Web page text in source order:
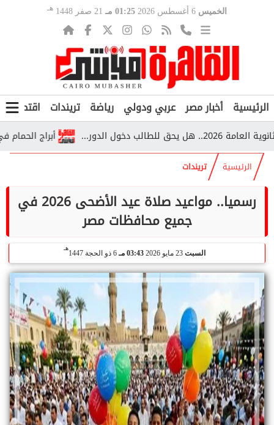
الخميس 01:25 مـ 21 صفر 1448 هـ
الرئيسية أخبار مصر عربي ودولي رياضة تريندات اقتصاد
أبراج الحمام في
الرئيسية تريندات
رسميا.. مواعيد صلاة عيد الأضحى 2026 في
جميع محافظات مصر
السبت 03:43 مـ 6 ذو الحجة 1447
هـ